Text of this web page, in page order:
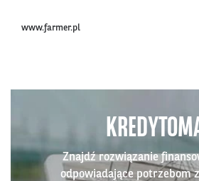
www.farmer.pl
Znajdź rozwiązanie
odpowiadające potrzebom